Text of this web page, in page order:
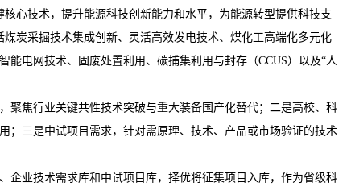
心技术，提升能源科技创新能力和水平，为能源转型提供科技支
炭采掘技术集成创新、灵活高效发电技术、煤化工高端化多元化
电网技术、固废处置利用、碳捕集利用与封存（CCUS）以及“人
焦行业关键共性技术突破与重大装备国产化替代；二是高校、科
；三是中试项目需求，针对需原理、技术、产品或市场验证的技术
业技术需求库和中试项目库，择优将征集项目入库，作为省级科